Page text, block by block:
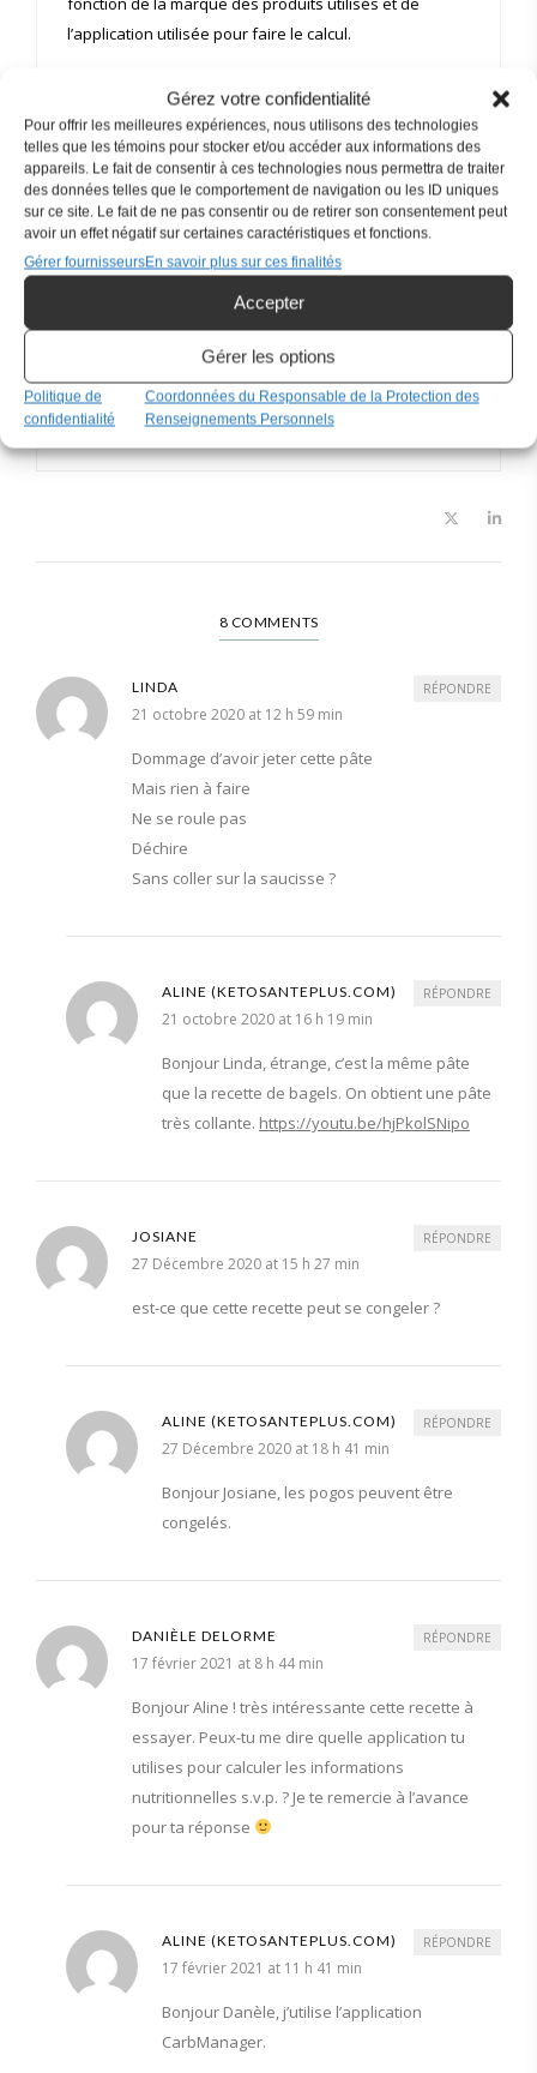
Gérez votre confidentialité
Pour offrir les meilleures expériences, nous utilisons des technologies
telles que les témoins pour stocker et/ou accéder aux informations des
appareils. Le fait de consentir à ces technologies nous permettra de traiter
des données telles que le comportement de navigation ou les ID uniques
sur ce site. Le fait de ne pas consentir ou de retirer son consentement peut
avoir un effet négatif sur certaines caractéristiques et fonctions.
Gérer fournisseursEn savoir plus sur ces finalités
Accepter
Gérer les options
Politique de
confidentialité
Coordonnées du Responsable de la Protection des
Renseignements Personnels
l’application utilisée pour faire le calcul.
Pour découvrir mes produits préférés
https://www.amazon.ca/shop/ketosanteplus
En tant qu’associée Amazon, je touche une commission
sur les achats admissibles, sans frais supplémentaires
pour vous.
Lipides 45g
Glucides nets 8g
Protéines 29g
8 COMMENTS
LINDA
21 octobre 2020 at 12 h 59 min
Dommage d’avoir jeter cette pâte
Mais rien à faire
Ne se roule pas
Déchire
Sans coller sur la saucisse ?
RÉPONDRE
ALINE (KETOSANTEPLUS.COM)
21 octobre 2020 at 16 h 19 min
Bonjour Linda, étrange, c’est la même pâte
que la recette de bagels. On obtient une pâte
très collante. https://youtu.be/hjPkolSNipo
RÉPONDRE
JOSIANE
27 Décembre 2020 at 15 h 27 min
est-ce que cette recette peut se congeler ?
RÉPONDRE
ALINE (KETOSANTEPLUS.COM)
27 Décembre 2020 at 18 h 41 min
Bonjour Josiane, les pogos peuvent être
congelés.
RÉPONDRE
DANIÈLE DELORME
17 février 2021 at 8 h 44 min
Bonjour Aline ! très intéressante cette recette à
essayer. Peux-tu me dire quelle application tu
utilises pour calculer les informations
nutritionnelles s.v.p. ? Je te remercie à l’avance
pour ta réponse
RÉPONDRE
ALINE (KETOSANTEPLUS.COM)
17 février 2021 at 11 h 41 min
Bonjour Danèle, j’utilise l’application
CarbManager.
RÉPONDRE